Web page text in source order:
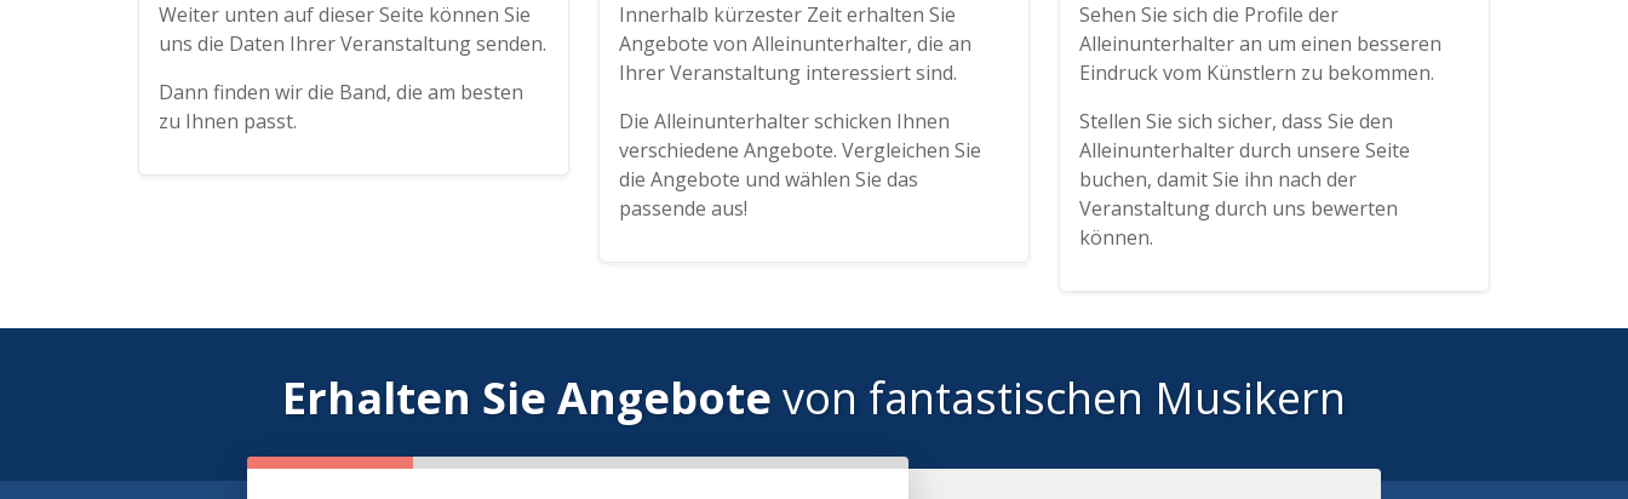
Weiter unten auf dieser Seite können Sie
uns die Daten Ihrer Veranstaltung senden.
Dann finden wir die Band, die am besten
zu Ihnen passt.
Innerhalb kürzester Zeit erhalten Sie
Angebote von Alleinunterhalter, die an
Ihrer Veranstaltung interessiert sind.
Die Alleinunterhalter schicken Ihnen
verschiedene Angebote. Vergleichen Sie
die Angebote und wählen Sie das
passende aus!
Sehen Sie sich die Profile der
Alleinunterhalter an um einen besseren
Eindruck vom Künstlern zu bekommen.
Stellen Sie sich sicher, dass Sie den
Alleinunterhalter durch unsere Seite
buchen, damit Sie ihn nach der
Veranstaltung durch uns bewerten
können.
Erhalten Sie Angebote von fantastischen Musikern